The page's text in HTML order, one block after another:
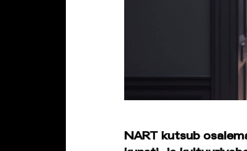
NART kutsub